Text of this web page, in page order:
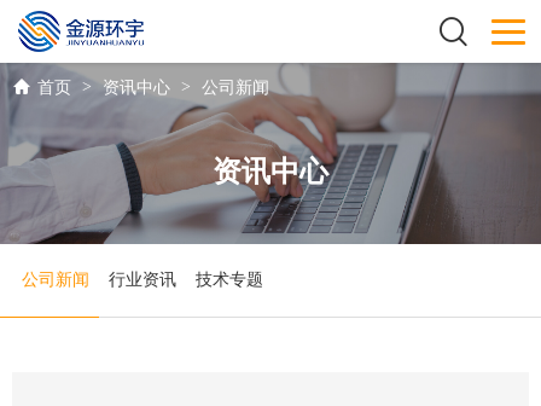
资讯中心
首页 > 资讯中心 > 公司新闻
公司新闻 行业资讯 技术专题